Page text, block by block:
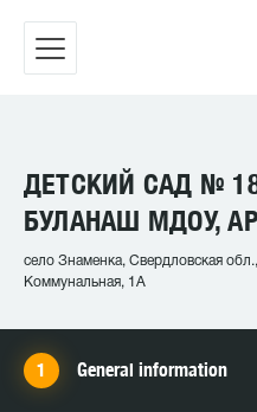
ДЕТСКИЙ САД №
БУЛАНАШ МДОУ,
село Знаменка, Свердловская
Коммунальная, 1А
General information